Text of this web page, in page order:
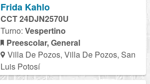
Frida Kahlo
CCT 24DJN2570U
Turno: Vespertino
Preescolar, General
Villa De Pozos, Villa De Pozos, San
Luis Potosí